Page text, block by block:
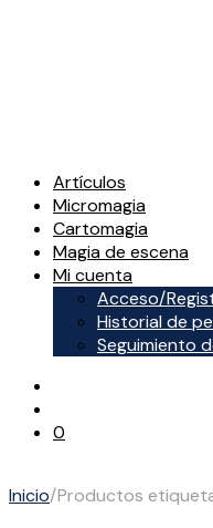
Artículos
Micromagia
Cartomagia
Magia de escena
Mi cuenta
Acceso/
Historial de
Seguimiento
0
Inicio/Productos